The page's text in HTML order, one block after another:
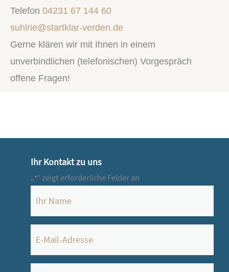
Telefon 04231 67 144 60
suhlrie@startklar-verden.de
Gerne klären wir mit Ihnen in einem
unverbindlichen (telefonischen) Vorgespräch
offene Fragen!
Ihr Kontakt zu uns
„*“ zeigt erforderliche Felder an
Mail
*